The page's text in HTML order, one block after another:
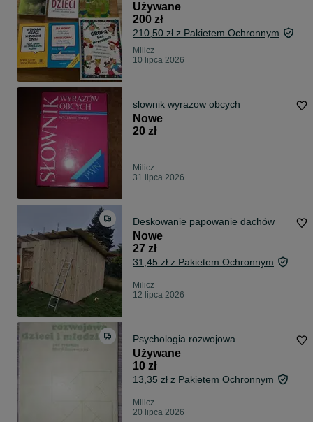
Używane
200 zł
210,50 zł z Pakietem Ochronnym
Milicz
10 lipca 2026
slownik wyrazow obcych
Nowe
20 zł
Milicz
31 lipca 2026
Deskowanie papowanie dachów
Nowe
27 zł
31,45 zł z Pakietem Ochronnym
Milicz
12 lipca 2026
Psychologia rozwojowa
Używane
10 zł
13,35 zł z Pakietem Ochronnym
Milicz
20 lipca 2026